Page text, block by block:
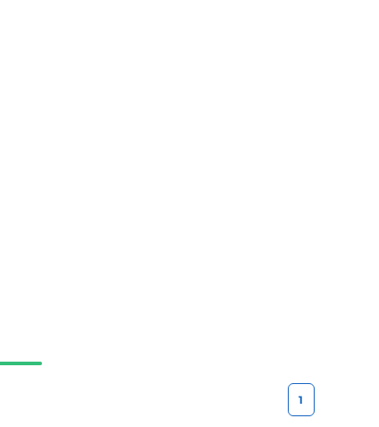
1